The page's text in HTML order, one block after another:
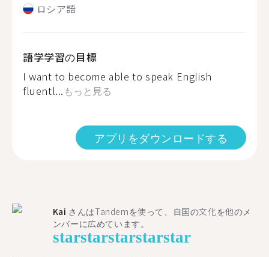
ロシア語
語学学習の目標
I want to become able to speak English
fluentl... もっと見る
アプリをダウンロードする
Kai さんはTandemを使って、自国の文化を他のメ
ンバーに広めています。
starstarstarstarstar